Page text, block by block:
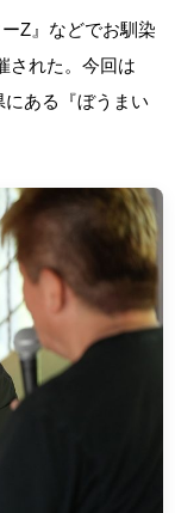
Z』などでお馴染
された。今回は
ある『ぼうまい